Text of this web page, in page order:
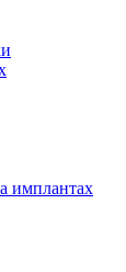
имплантах